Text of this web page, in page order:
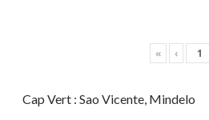
« ‹
Cap Vert : Sao Vicente, Mindelo